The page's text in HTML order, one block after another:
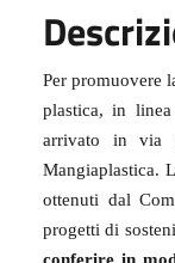
Per promuovere
plastica, in
arrivato in via
Mangiaplastica.
ottenuti dal
progetti di
conferire in